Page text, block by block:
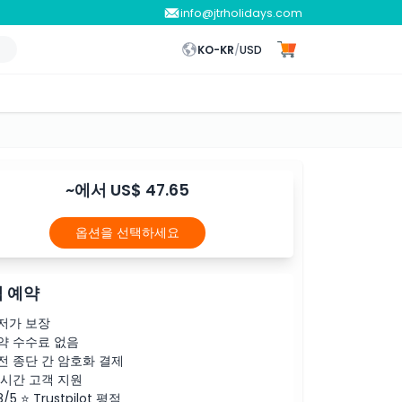
info@jtrholidays.com
KO-KR/USD
~에서 US$ 47.65
옵션을 선택하세요
예약
가 보장
수수료 없음
종단 간 암호화 결제
간 고객 지원
5 ⭐ Trustpilot 평점